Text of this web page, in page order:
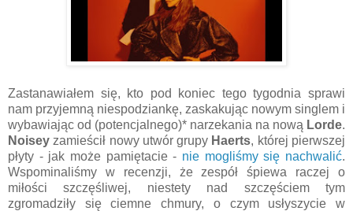
Zastanawiałem się, kto pod koniec tego tygodnia sprawi
nam przyjemną niespodziankę, zaskakując nowym singlem i
wybawiając od (potencjalnego)* narzekania na nową Lorde.
Noisey zamieścił nowy utwór grupy Haerts, której pierwszej
płyty - jak może pamiętacie - nie mogliśmy się nachwalić.
Wspominaliśmy w recenzji, że zespół śpiewa raczej o
miłości szczęśliwej, niestety nad szczęściem tym
zgromadziły się ciemne chmury, o czym usłyszycie w